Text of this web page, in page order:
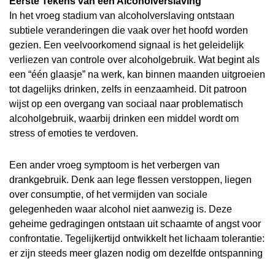
In het vroeg stadium van alcoholverslaving ontstaan
subtiele veranderingen die vaak over het hoofd worden
gezien. Een veelvoorkomend signaal is het geleidelijk
verliezen van controle over alcoholgebruik. Wat begint als
een “één glaasje” na werk, kan binnen maanden uitgroeien
tot dagelijks drinken, zelfs in eenzaamheid. Dit patroon
wijst op een overgang van sociaal naar problematisch
alcoholgebruik, waarbij drinken een middel wordt om
stress of emoties te verdoven.
Een ander vroeg symptoom is het verbergen van
drankgebruik. Denk aan lege flessen verstoppen, liegen
over consumptie, of het vermijden van sociale
gelegenheden waar alcohol niet aanwezig is. Deze
geheime gedragingen ontstaan uit schaamte of angst voor
confrontatie. Tegelijkertijd ontwikkelt het lichaam tolerantie:
er zijn steeds meer glazen nodig om dezelfde ontspanning